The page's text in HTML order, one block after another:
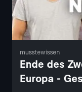
musstewissen
Ende des
Europa -